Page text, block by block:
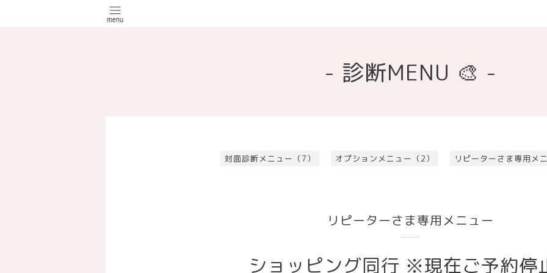
- 診断MENU 🎨 -
対面診断メニュー（7） オプションメニュー（2） リピーターさま専用メ
リピーターさま専用メニュー
ショッピング同行 ※現在ご予約停